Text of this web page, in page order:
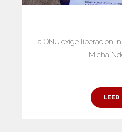
La ONU exige liberación
Micha
LEER